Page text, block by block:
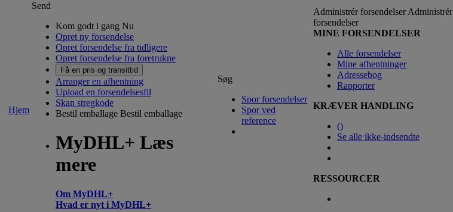
Hjem
Send
Kom godt i gang Nu
Opret ny forsendelse
Opret forsendelse fra tidligere
Opret forsendelse fra foretrukne
Få en pris og transittid
Arranger en afhentning
Upload en forsendelsesfil
Skan stregkode
Bestil emballage Bestil emballage
MyDHL+ Læs
mere
Om MyDHL+
Hvad er nyt i MyDHL+
Søg
Spor forsendelser
Spor ved
reference
Administrér forsendelserAdministrér
forsendelser
MINE FORSENDELSER
Alle forsendelser
Mine afhentninger
Adressebog
Rapporter
KRÆVER HANDLING
()
Se alle ikke-indsendte
RESSOURCER